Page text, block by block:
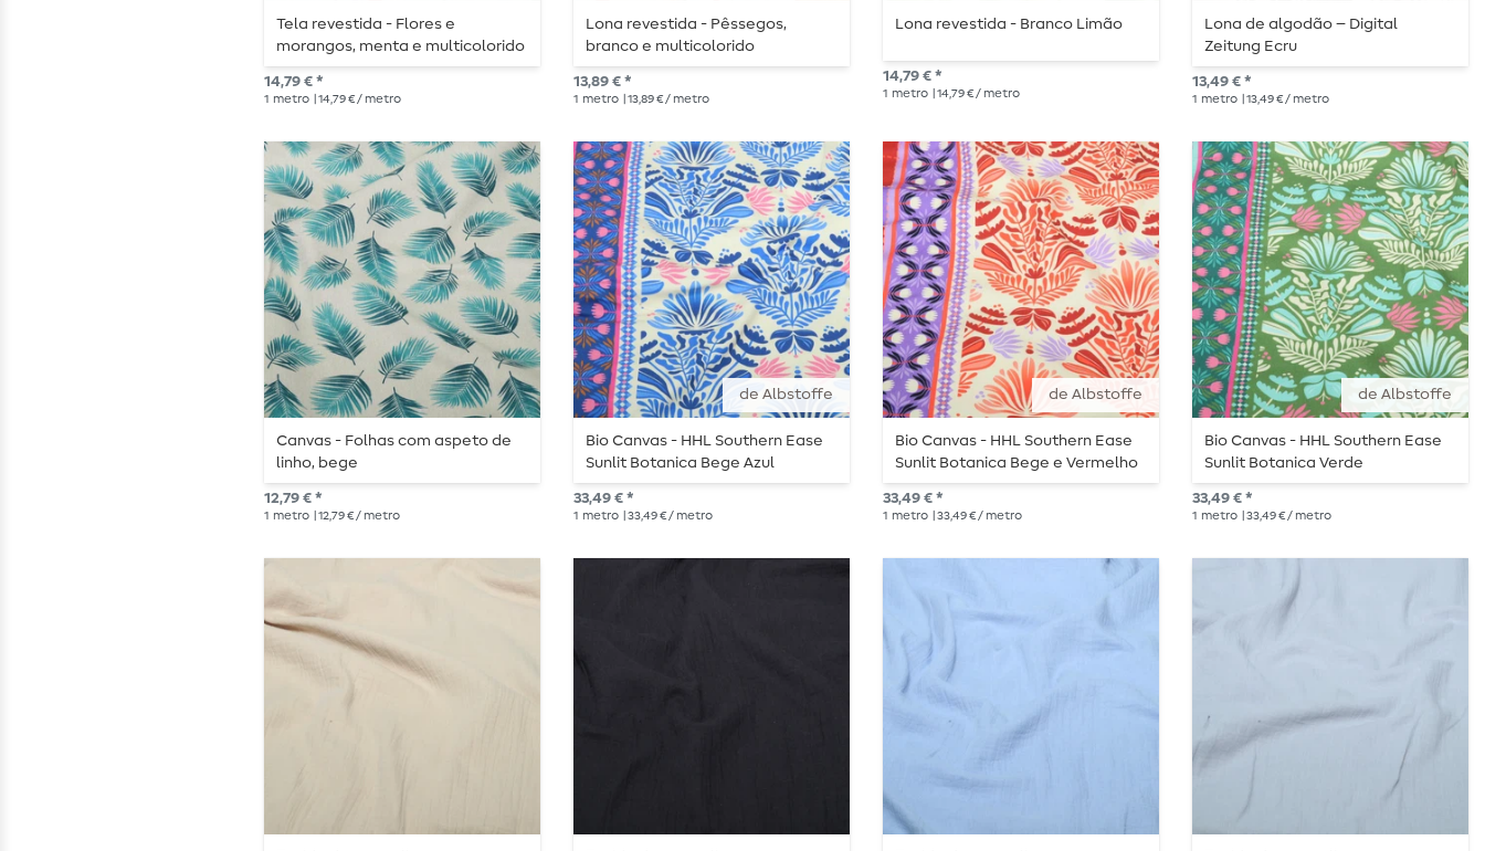
Tela revestida - Flores e
morangos, menta e multicolorido
14,79 € *
1 metro | 14,79 € / metro
Lona revestida - Pêssegos,
branco e multicolorido
13,89 € *
1 metro | 13,89 € / metro
Lona revestida - Branco Limão
14,79 € *
1 metro | 14,79 € / metro
Lona de algodão – Digital
Zeitung Ecru
13,49 € *
1 metro | 13,49 € / metro
Canvas - Folhas com aspeto de
linho, bege
12,79 € *
1 metro | 12,79 € / metro
de Albstoffe
Bio Canvas - HHL Southern Ease
Sunlit Botanica Bege Azul
33,49 € *
1 metro | 33,49 € / metro
de Albstoffe
Bio Canvas - HHL Southern Ease
Sunlit Botanica Bege e Vermelho
33,49 € *
1 metro | 33,49 € / metro
de Albstoffe
Bio Canvas - HHL Southern Ease
Sunlit Botanica Verde
33,49 € *
1 metro | 33,49 € / metro